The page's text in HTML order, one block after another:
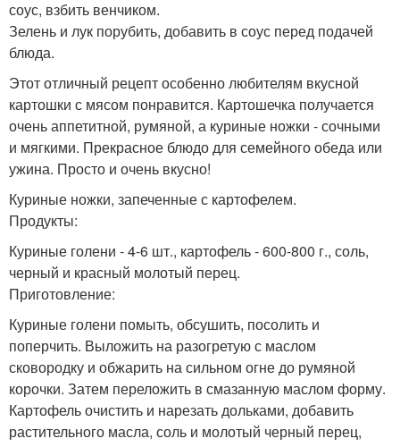
соус, взбить венчиком.
Зелень и лук порубить, добавить в соус перед подачей
блюда.
Этот отличный рецепт особенно любителям вкусной
картошки с мясом понравится. Картошечка получается
очень аппетитной, румяной, а куриные ножки - сочными
и мягкими. Прекрасное блюдо для семейного обеда или
ужина. Просто и очень вкусно!
Куриные ножки, запеченные с картофелем.
Продукты:
Куриные голени - 4-6 шт., картофель - 600-800 г., соль,
черный и красный молотый перец.
Приготовление:
Куриные голени помыть, обсушить, посолить и
поперчить. Выложить на разогретую с маслом
сковородку и обжарить на сильном огне до румяной
корочки. Затем переложить в смазанную маслом форму.
Картофель очистить и нарезать дольками, добавить
растительного масла, соль и молотый черный перец,